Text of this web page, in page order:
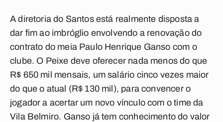
A diretoria do Santos está realmente disposta a
dar fim ao imbróglio envolvendo a renovação do
contrato do meia Paulo Henrique Ganso com o
clube. O Peixe deve oferecer nada menos do que
R$ 650 mil mensais, um salário cinco vezes maior
do que o atual (R$ 130 mil), para convencer o
jogador a acertar um novo vínculo com o time da
Vila Belmiro. Ganso já tem conhecimento do valor